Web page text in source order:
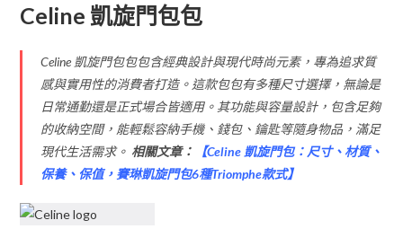
Celine 凱旋門包包
Celine 凱旋門包包包含經典設計與現代時尚元素，專為追求質
感與實用性的消費者打造。這款包包有多種尺寸選擇，無論是
日常通勤還是正式場合皆適用。其功能與容量設計，包含足夠
的收納空間，能輕鬆容納手機、錢包、鑰匙等隨身物品，滿足
現代生活需求。 相關文章： 【Celine 凱旋門包：尺寸、材質、
保養、保值，賽琳凱旋門包6種Triomphe款式】